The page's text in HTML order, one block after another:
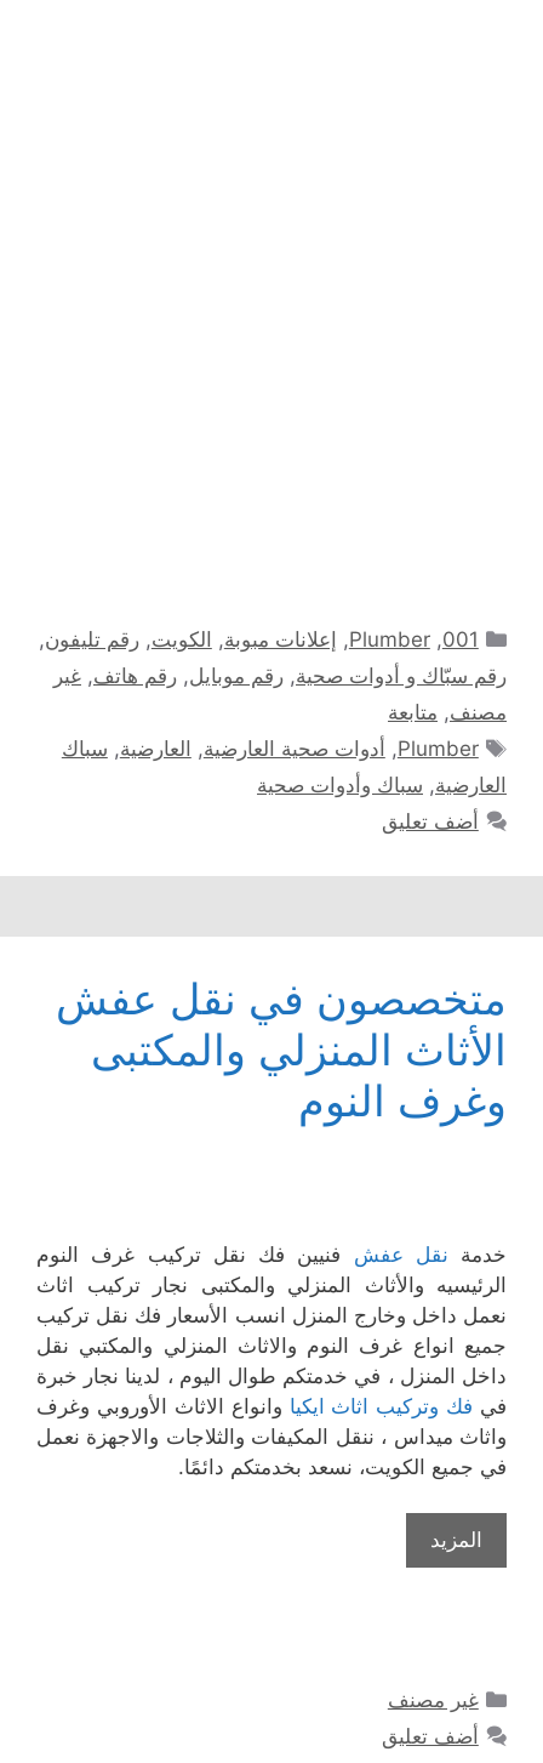
التصنيفات
001
,
Plumber
, إعلانات مبوبة, الكويت,رقم تليفون,
رقم سبّاك و أدوات صحية, رقم موبايل, رقم هاتف, غير
مصنف, متابعة
الوسوم
Plumber
, أدوات صحية العارضية, العارضية, سباك
العارضية, سباك وأدوات صحية
أضف تعليق
متخصصون في نقل عفش
الأثاث المنزلي والمكتبى
وغرف النوم
خدمة نقل عفش فنيين فك نقل تركيب غرف النوم
الرئيسيه والأثاث المنزلي والمكتبى نجار تركيب اثاث
نعمل داخل وخارج المنزل انسب الأسعار فك نقل تركيب
جميع انواع غرف النوم والاثاث المنزلي والمكتبي نقل
داخل المنزل ، في خدمتكم طوال اليوم ، لدينا نجار خبرة
في فك وتركيب اثاث ايكيا وانواع الاثاث الأوروبي وغرف
واثاث ميداس ، ننقل المكيفات والثلاجات والاجهزة نعمل
في جميع الكويت، نسعد بخدمتكم دائمًا.
المزيد
التصنيفات
غير مصنف
أضف تعليق